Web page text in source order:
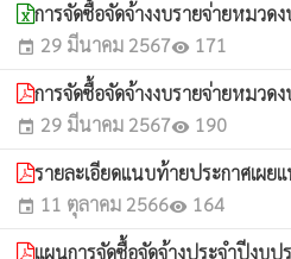
การจัดซื้อจัดจ้างงบรายจ่ายหมว
event 29 มีนาคม 2567visibility 171
การจัดซื้อจัดจ้างงบรายจ่ายหมว
event 29 มีนาคม 2567visibility 190
รายละเอียดแนบท้ายประกาศเผ
event 11 ตุลาคม 2566visibility 164
แผนการจัดซื้อจัดจ้างประจำปีงบ